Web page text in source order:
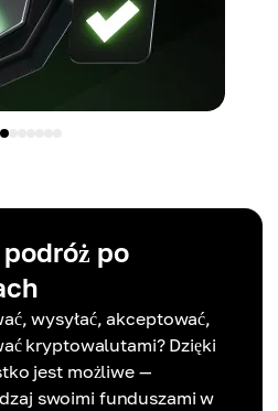
po
wysyłać, akceptować,
kryptowalutami? Dzięki
jest możliwe —
swoimi funduszami w